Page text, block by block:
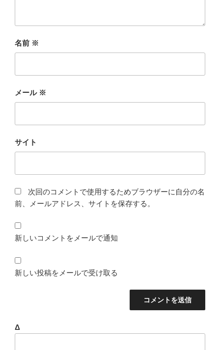
名前 ※
メール ※
サイト
次回のコメントで使用するためブラウザーに自分の名
前、メールアドレス、サイトを保存する。
新しいコメントをメールで通知
新しい投稿をメールで受け取る
Δ